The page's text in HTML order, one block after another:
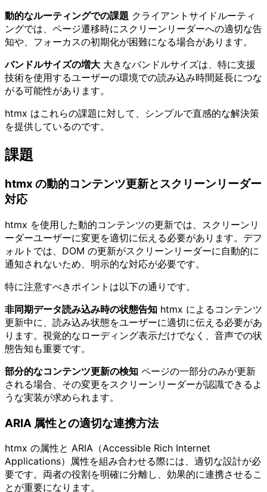
動的なルーティングでの課題 クライアントサイドルーティ
ングでは、ページ遷移時にスクリーンリーダーへの適切な告
知や、フォーカスの初期化が困難になる場合があります。
バンドルサイズの増大 大きなバンドルサイズは、特に支援
技術を使用するユーザーの環境での読み込み時間延長につな
がる可能性があります。
htmx はこれらの課題に対して、シンプルで直感的な解決策
を提供しているのです。
課題
htmx の動的コンテンツ更新とスクリーンリーダー
対応
htmx を使用した動的コンテンツの更新では、スクリーンリ
ーダーユーザーに変更を適切に伝える必要があります。デフ
ォルトでは、DOM の更新がスクリーンリーダーに自動的に
通知されないため、明示的な対応が必要です。
特に注意すべきポイントは以下の通りです。
非同期データ読み込み時の状態告知 htmx によるコンテンツ
更新中に、読み込み状態をユーザーに適切に伝える必要があ
ります。視覚的なローディング表示だけでなく、音声での状
態告知も重要です。
部分的なコンテンツ更新の検知 ページの一部分のみが更新
される場合、その変更をスクリーンリーダーが認識できるよ
うな実装が求められます。
ARIA 属性との適切な連携方法
htmx の属性と ARIA（Accessible Rich Internet
Applications）属性を組み合わせる際には、適切な設計が必
要です。両者の役割を明確に分離し、効果的に連携させるこ
とが重要になります。